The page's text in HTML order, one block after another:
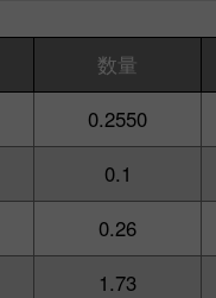
数量
0.2550
0.1
0.26
1.73